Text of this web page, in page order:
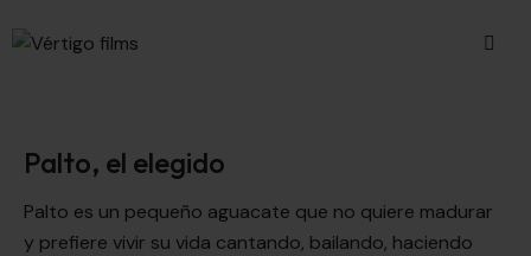
Palto, el elegido
Palto es un pequeño aguacate que no quiere madurar
y prefiere vivir su vida cantando, bailando, haciendo